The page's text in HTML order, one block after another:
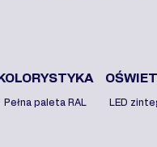
KOLORYSTYKA
Pełna paleta RAL LED